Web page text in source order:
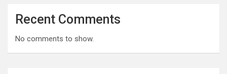
Recent Comments
No comments to show.